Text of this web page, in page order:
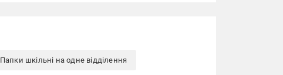
Папки шкільні на одне відділення